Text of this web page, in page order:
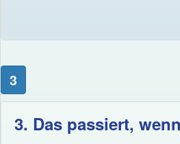
3
3. Das passiert,